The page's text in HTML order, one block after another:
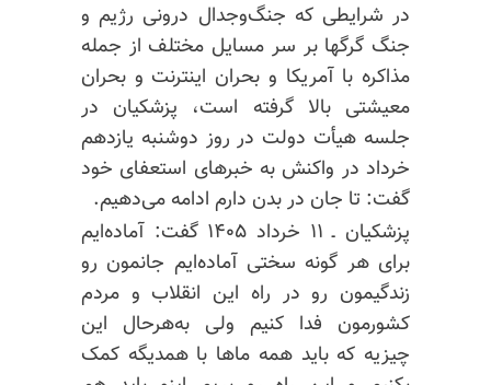
در شرایطی که جنگ‌وجدال درونی رژیم و
جنگ گرگها بر سر مسایل مختلف از جمله
مذاکره با آمریکا و بحران اینترنت و بحران
معیشتی بالا گرفته است، پزشکیان در
جلسه هیأت دولت در روز دوشنبه یازدهم
خرداد در واکنش به خبرهای استعفای خود
گفت: تا جان در بدن دارم ادامه می‌دهیم.
پزشکیان ـ ۱۱ خرداد ۱۴۰۵ گفت: آماده‌ایم
برای هر گونه سختی آماده‌ایم جانمون رو
زندگیمون رو در راه این انقلاب و مردم
کشورمون فدا کنیم ولی به‌هرحال این
چیزیه که باید همه ماها با همدیگه کمک